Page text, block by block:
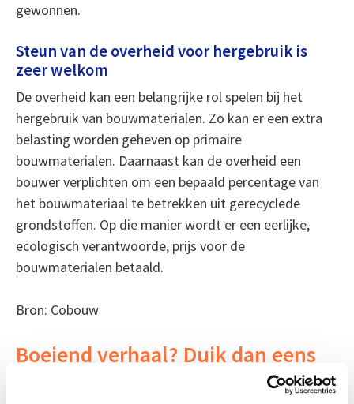
gewonnen.
Steun van de overheid voor hergebruik is
zeer welkom
De overheid kan een belangrijke rol spelen bij het
hergebruik van bouwmaterialen. Zo kan er een extra
belasting worden geheven op primaire
bouwmaterialen. Daarnaast kan de overheid een
bouwer verplichten om een bepaald percentage van
het bouwmateriaal te betrekken uit gerecyclede
grondstoffen. Op die manier wordt er een eerlijke,
ecologisch verantwoorde, prijs voor de
bouwmaterialen betaald.
Bron: Cobouw
Boeiend verhaal? Duik dan eens